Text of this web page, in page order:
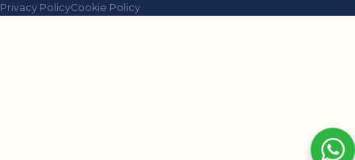
Privacy PolicyCookie Policy